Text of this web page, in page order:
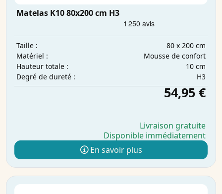
Matelas K10 80x200 cm H3
Taille :
80 x 200 cm
Matériel :
Mousse de confort
Hauteur totale :
10 cm
Degré de dureté :
H3
54,95 €
Livraison gratuite
Disponible immédiatement
En savoir plus